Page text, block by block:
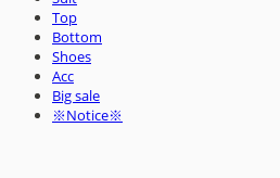
Top
Bottom
Shoes
Acc
Big sale
※Notice※